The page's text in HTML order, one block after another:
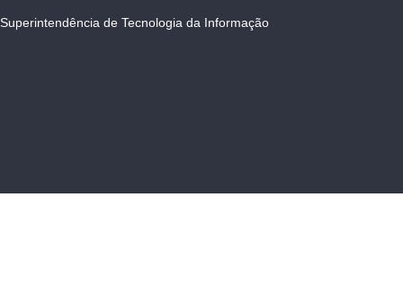
Superintendência de Tecnologia da Informação